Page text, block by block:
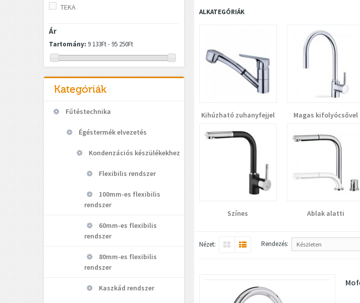
TEKA
Ár
Tartomány: 9 133Ft - 95 250Ft
Kategóriák
Fűtéstechnika
Égéstermék elvezetés
Kondenzációs készülékekhez
Flexibilis rendszer
100mm-es flexibilis
rendszer
60mm-es flexibilis
rendszer
80mm-es flexibilis
rendszer
Kaszkád rendszer
ALKATEGÓRIÁK
Kihúzható zuhanyfejjel Magas kifolyócsővel
Színes Ablak alatti
Nézet: Rendezés: Készleten